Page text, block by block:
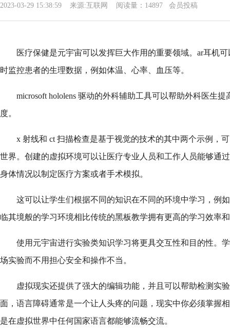
2023-03-29 15:38:59 来源:互联网 阅读量：14897 会员投稿
医疗保健是元宇宙可以发挥巨大作用的重要领域。ar耳机
时监控患者的生理数据，例如体温、心率、血压等。
microsoft hololens 驱动的外科辅助工具可以帮助外科医生
度。
x 射线和 ct 扫描检查是基于视觉的技术的其中两个示例，
世界。创建的虚拟环境可以让医疗专业人员和工作人员能够通
身体情况以制定医疗方案或者手术模拟。
这可以让学生们根据不同的知识在不同的环境中学习，例
临其境般的学习环境相比传统的黑板教学拥有更高的学习效率
使用元宇宙进行实验类知识学习将更具交互性和目的性。
场实验而不用担心安全和操作不当。
虚拟现实还提供了强大的编辑功能，并且可以帮助检测实
面，语言障碍通常是一个让人头疼的问题，现实中你必须掌握
是在虚拟世界中任何国家语言都能够流畅交流。